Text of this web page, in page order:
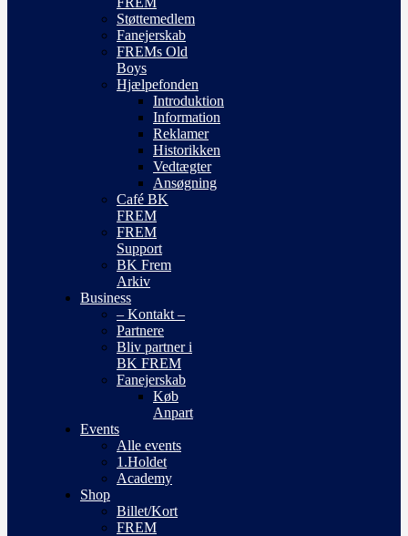
Støttemedlem
Fanejerskab
FREMs Old
Boys
Hjælpefonden
Introduktion
Information
Reklamer
Historikken
Vedtægter
Ansøgning
Café BK
FREM
FREM
Support
BK Frem
Arkiv
Business
– Kontakt –
Partnere
Bliv partner i
BK FREM
Fanejerskab
Køb
Anpart
Events
Alle events
1.Holdet
Academy
Shop
Billet/Kort
FREM